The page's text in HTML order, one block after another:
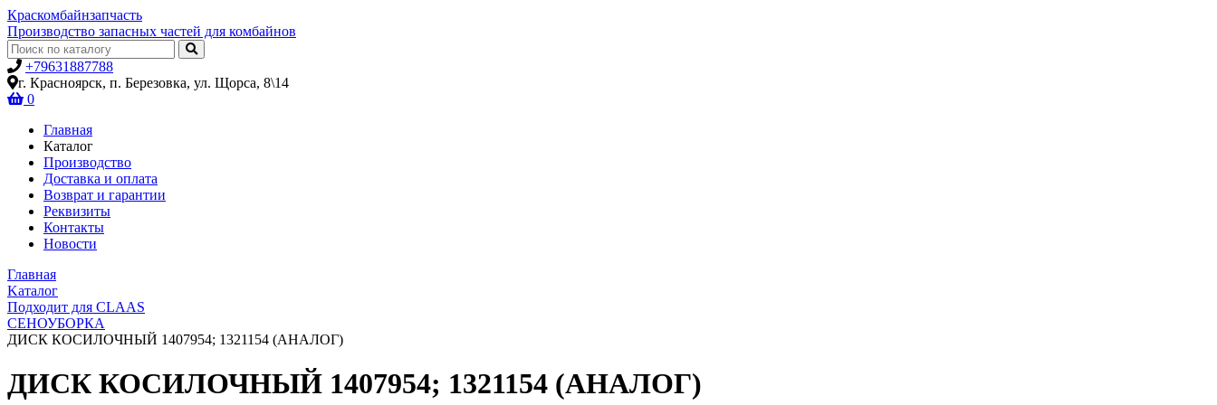
Краскомбайнзапчасть
Производство запасных частей для комбайнов
+79631887788
г. Красноярск, п. Березовка, ул. Щорса, 8\14
0
Главная
Каталог
Производство
Доставка и оплата
Возврат и гарантии
Реквизиты
Контакты
Новости
Главная
Kаталог
Подходит для CLAAS
СЕНОУБОРКА
ДИСК КОСИЛОЧНЫЙ 1407954; 1321154 (АНАЛОГ)
ДИСК КОСИЛОЧНЫЙ 1407954; 1321154 (АНАЛОГ)